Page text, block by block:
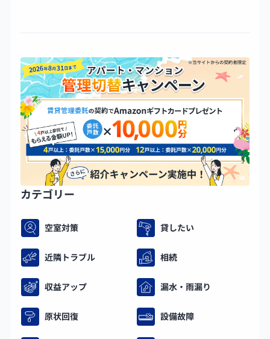
カテゴリー
空室対策 貸したい
近隣トラブル 相続
収益アップ 漏水・雨漏り
原状回復 設備故障